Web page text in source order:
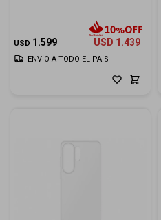
USD 1.599 USD 1.439
ENVÍO A TODO EL PAÍS